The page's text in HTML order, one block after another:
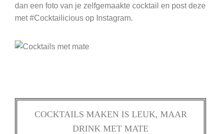
dan een foto van je zelfgemaakte cocktail en post deze
met #Cocktailicious op Instagram.
COCKTAILS MAKEN IS LEUK, MAAR
DRINK MET MATE